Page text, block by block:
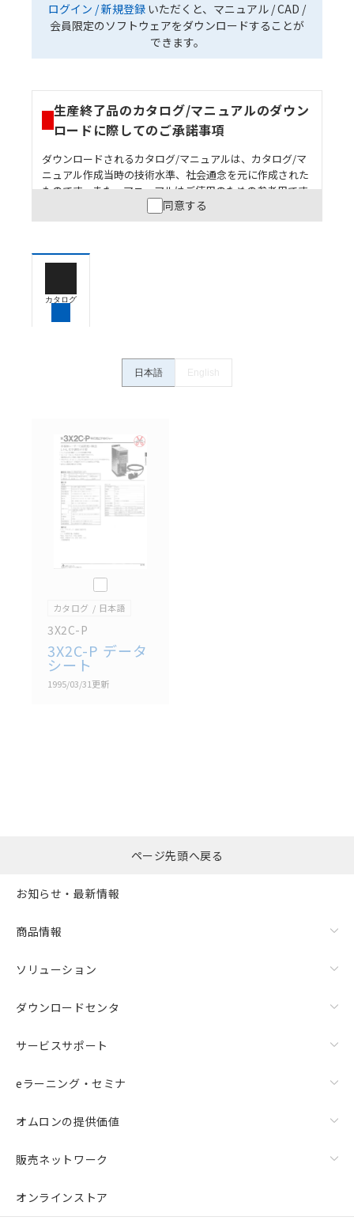
ログイン / 新規登録 いただくと、マニュアル / CAD /
会員限定のソフトウェアをダウンロードすることが
できます。
生産終了品のカタログ/マニュアルのダウン
ロードに際してのご承諾事項
ダウンロードされるカタログ/マニュアルは、カタログ/マ
ニュアル作成当時の技術水準、社会通念を元に作成された
ものです。また、マニュアルはご使用のための参考用です
ので、ご使用にあたっての安全性については十分にご配慮
ください。以下の内容をご承諾の上、ご利用ください。
うな用途に使用される場合には、システム全体として
保できるよう設計されていること、および本製品が全
ていることを、必ず事前に確認してください。
ン事例は参考用ですので、ご採用に際しては機器・装
置の機能や安全性をご確認のうえご使用ください。・
ている可能性がありますがご容赦ください。
記載されているサービス内容や連絡先等は作成当時の
ものであり、変更・改定させていただいている可能性
があります。改めて当サイトの掲載内容をご確認のう
え、ご用命下さいますようお願いいたします。
同意する
カタログ
日本語 English
このカタログを選択
カタログ 日本語
3X2C-P
3X2C-P データ
シート
1995/03/31更新
括ダウンロード
ページ先頭へ戻る
お知らせ・最新情報
商品情報
ソリューション
ダウンロードセンタ
サービスサポート
eラーニング・セミナ
オムロンの提供価値
販売ネットワーク
オンラインストア